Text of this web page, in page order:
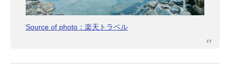
Source of photo：楽天トラベル